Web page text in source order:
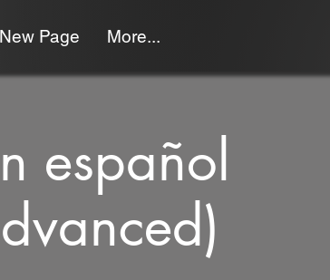
New Page More...
español